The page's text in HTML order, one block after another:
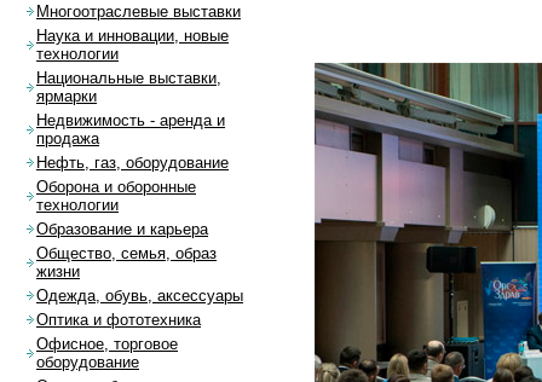
Многоотраслевые выставки
Наука и инновации, новые
технологии
Национальные выставки,
ярмарки
Недвижимость - аренда и
продажа
Нефть, газ, оборудование
Оборона и оборонные
технологии
Образование и карьера
Общество, семья, образ
жизни
Одежда, обувь, аксессуары
Оптика и фототехника
Офисное, торговое
оборудование